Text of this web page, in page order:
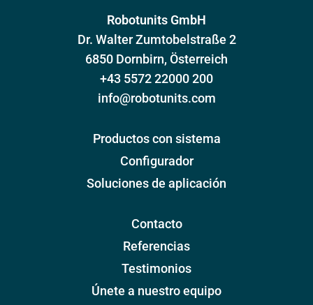
Robotunits GmbH
Dr. Walter Zumtobelstraße 2
6850 Dornbirn, Österreich
+43 5572 22000 200
info@robotunits.com
Productos con sistema
Configurador
Soluciones de aplicación
Contacto
Referencias
Testimonios
Únete a nuestro equipo